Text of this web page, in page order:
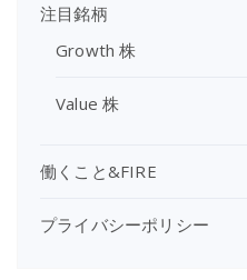
注目銘柄
Growth 株
Value 株
働くこと&FIRE
プライバシーポリシー